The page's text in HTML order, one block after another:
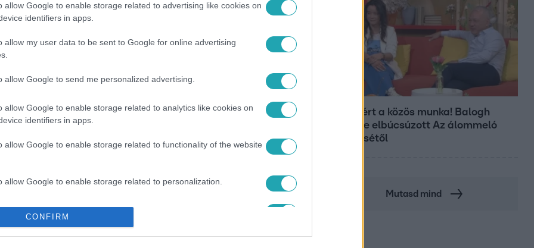
allow Google to enable storage related to advertising like cookies on
identifiers in apps.
allow my user data to be sent to Google for online advertising
allow Google to send me personalized advertising.
allow Google to enable storage related to analytics like cookies on
identifiers in apps.
allow Google to enable storage related to functionality of the website
allow Google to enable storage related to personalization.
allow Google to enable storage related to security, including
functionality and fraud prevention, and other user protection.
CONFIRM
Véget ért a közös munka! Balogh
Levente elbúcsúzott Az álommeló
győztesétől
Mutasd mind